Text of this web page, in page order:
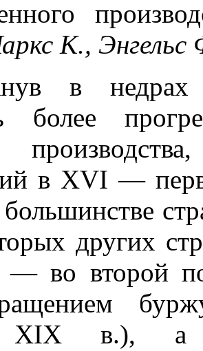
К., Энгельс
в недрах
более
в XVI —
большинстве
других
— во второй
XIX в.), а